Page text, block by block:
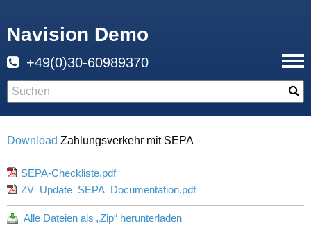
Navision Demo
+49(0)30-60989370
Download Zahlungsverkehr mit SEPA
SEPA-Checkliste.pdf
ZV_Update_SEPA_Documentation.pdf
Alle Dateien als „Zip“ herunterladen